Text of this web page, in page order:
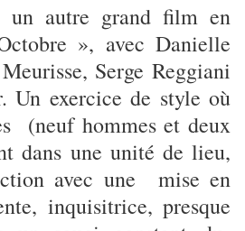
un autre grand film en
», avec Danielle
Serge Reggiani
Un exercice de style où
(neuf hommes et deux
dans une unité de lieu,
avec une mise en
inquisitrice, presque